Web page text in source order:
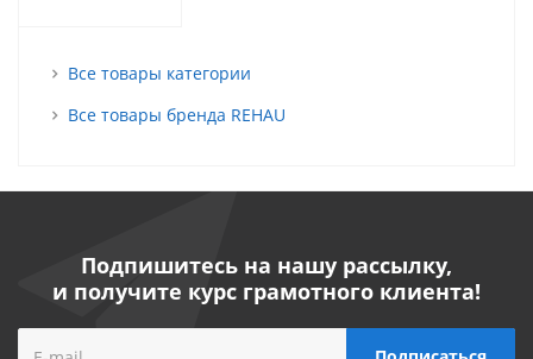
Все товары категории
Все товары бренда REHAU
Подпишитесь на нашу рассылку,
и получите курс грамотного клиента!